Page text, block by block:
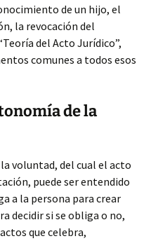
de un hijo, el
la revocación del
del Acto Jurídico”,
comunes a todos esos
de la
voluntad, del cual el acto
puede ser entendido
a la persona para crear
decidir si se obliga o no,
que celebra,